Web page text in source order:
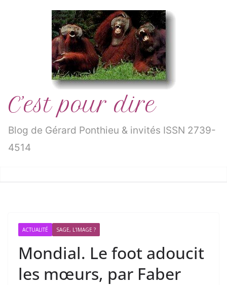
C’est pour dire
Blog de Gérard Ponthieu & invités ISSN 2739-
4514
ACTUALITÉ SAGE, L'IMAGE ?
Mondial. Le foot adoucit
les mœurs, par Faber